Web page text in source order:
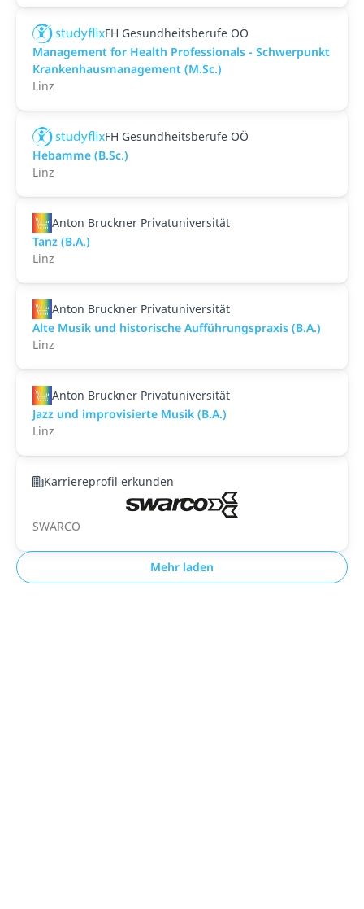
FH Gesundheitsberufe OÖ
Management for Health Professionals - Schwerpunkt
Krankenhausmanagement (M.Sc.)
Linz
FH Gesundheitsberufe OÖ
Hebamme (B.Sc.)
Linz
Anton Bruckner Privatuniversität
Tanz (B.A.)
Linz
Anton Bruckner Privatuniversität
Alte Musik und historische Aufführungspraxis (B.A.)
Linz
Anton Bruckner Privatuniversität
Jazz und improvisierte Musik (B.A.)
Linz
Karriereprofil erkunden
SWARCO
Mehr laden